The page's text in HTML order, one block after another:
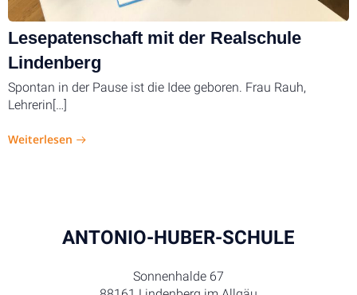
Lesepatenschaft mit der Realschule
Lindenberg
Spontan in der Pause ist die Idee geboren. Frau Rauh,
Lehrerin[…]
Weiterlesen
ANTONIO-HUBER-SCHULE
Sonnenhalde 67